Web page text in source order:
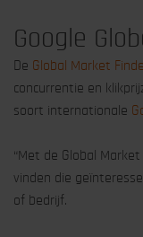
Google
De Global Market
concurrentie en
soort internationale
“Met de Global
vinden die
of bedrijf.